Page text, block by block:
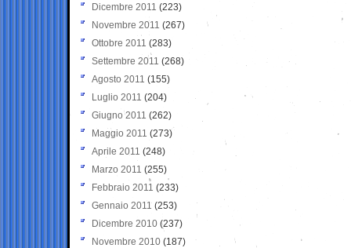
Dicembre 2011 (223)
Novembre 2011 (267)
Ottobre 2011 (283)
Settembre 2011 (268)
Agosto 2011 (155)
Luglio 2011 (204)
Giugno 2011 (262)
Maggio 2011 (273)
Aprile 2011 (248)
Marzo 2011 (255)
Febbraio 2011 (233)
Gennaio 2011 (253)
Dicembre 2010 (237)
Novembre 2010 (187)